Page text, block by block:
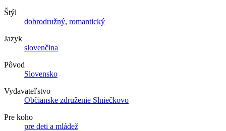
Štýl
dobrodružný, romantický
Jazyk
slovenčina
Pôvod
Slovensko
Vydavateľstvo
Občianske združenie Slniečkovo
Pre koho
pre deti a mládež